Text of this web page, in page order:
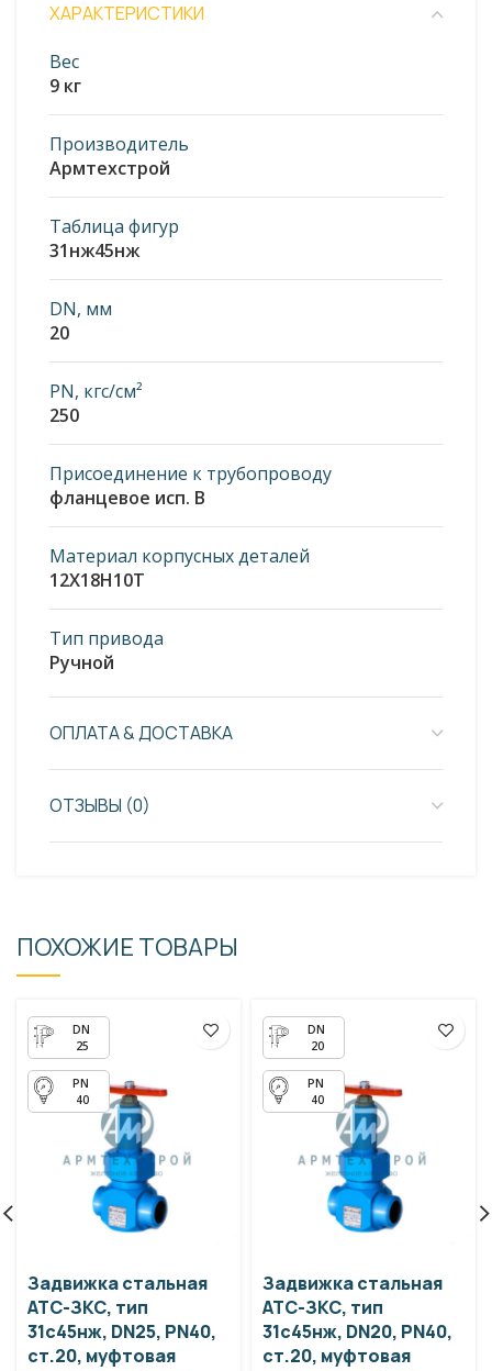
ХАРАКТЕРИСТИКИ
Вес
9 кг
Производитель
Армтехстрой
Таблица фигур
31нж45нж
DN, мм
20
PN, кгс/см²
250
Присоединение к трубопроводу
фланцевое исп. В
Материал корпусных деталей
12Х18Н10Т
Тип привода
Ручной
ОПЛАТА & ДОСТАВКА
ОТЗЫВЫ (0)
ПОХОЖИЕ ТОВАРЫ
25
40
Задвижка стальная
АТС-ЗКС, тип
31с45нж, DN25, PN40,
ст.20, муфтовая
20
40
Задвижка стальная
АТС-ЗКС, тип
31с45нж, DN20, PN40,
ст.20, муфтовая